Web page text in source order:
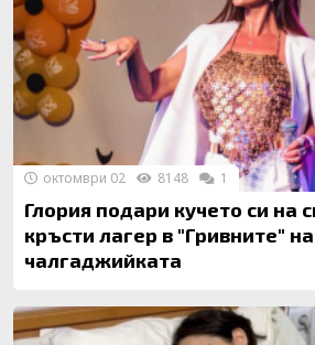
Глория подари кучето си на
кръсти лагер в "Гривните" на
чалгаджийката
октомври 02 8148 1